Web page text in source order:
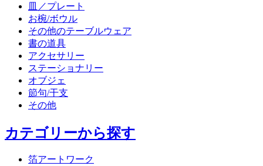
皿／プレート
お椀/ボウル
その他のテーブルウェア
書の道具
アクセサリー
ステーショナリー
オブジェ
節句/干支
その他
カテゴリーから探す
箔アートワーク